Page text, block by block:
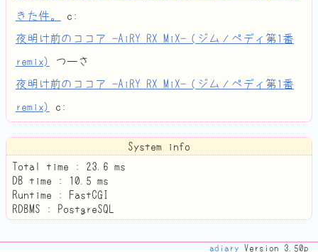
きた件。
c:
夜明け前のココア -AiRY RX MiX- (ジムノペディ第1番
remix)
つーさ
夜明け前のココア -AiRY RX MiX- (ジムノペディ第1番
remix)
c:
System info
Total time : 23.6 ms
DB time :
10.5 ms
Runtime : FastCGI
RDBMS : PostgreSQL
adiary Version 3.50p